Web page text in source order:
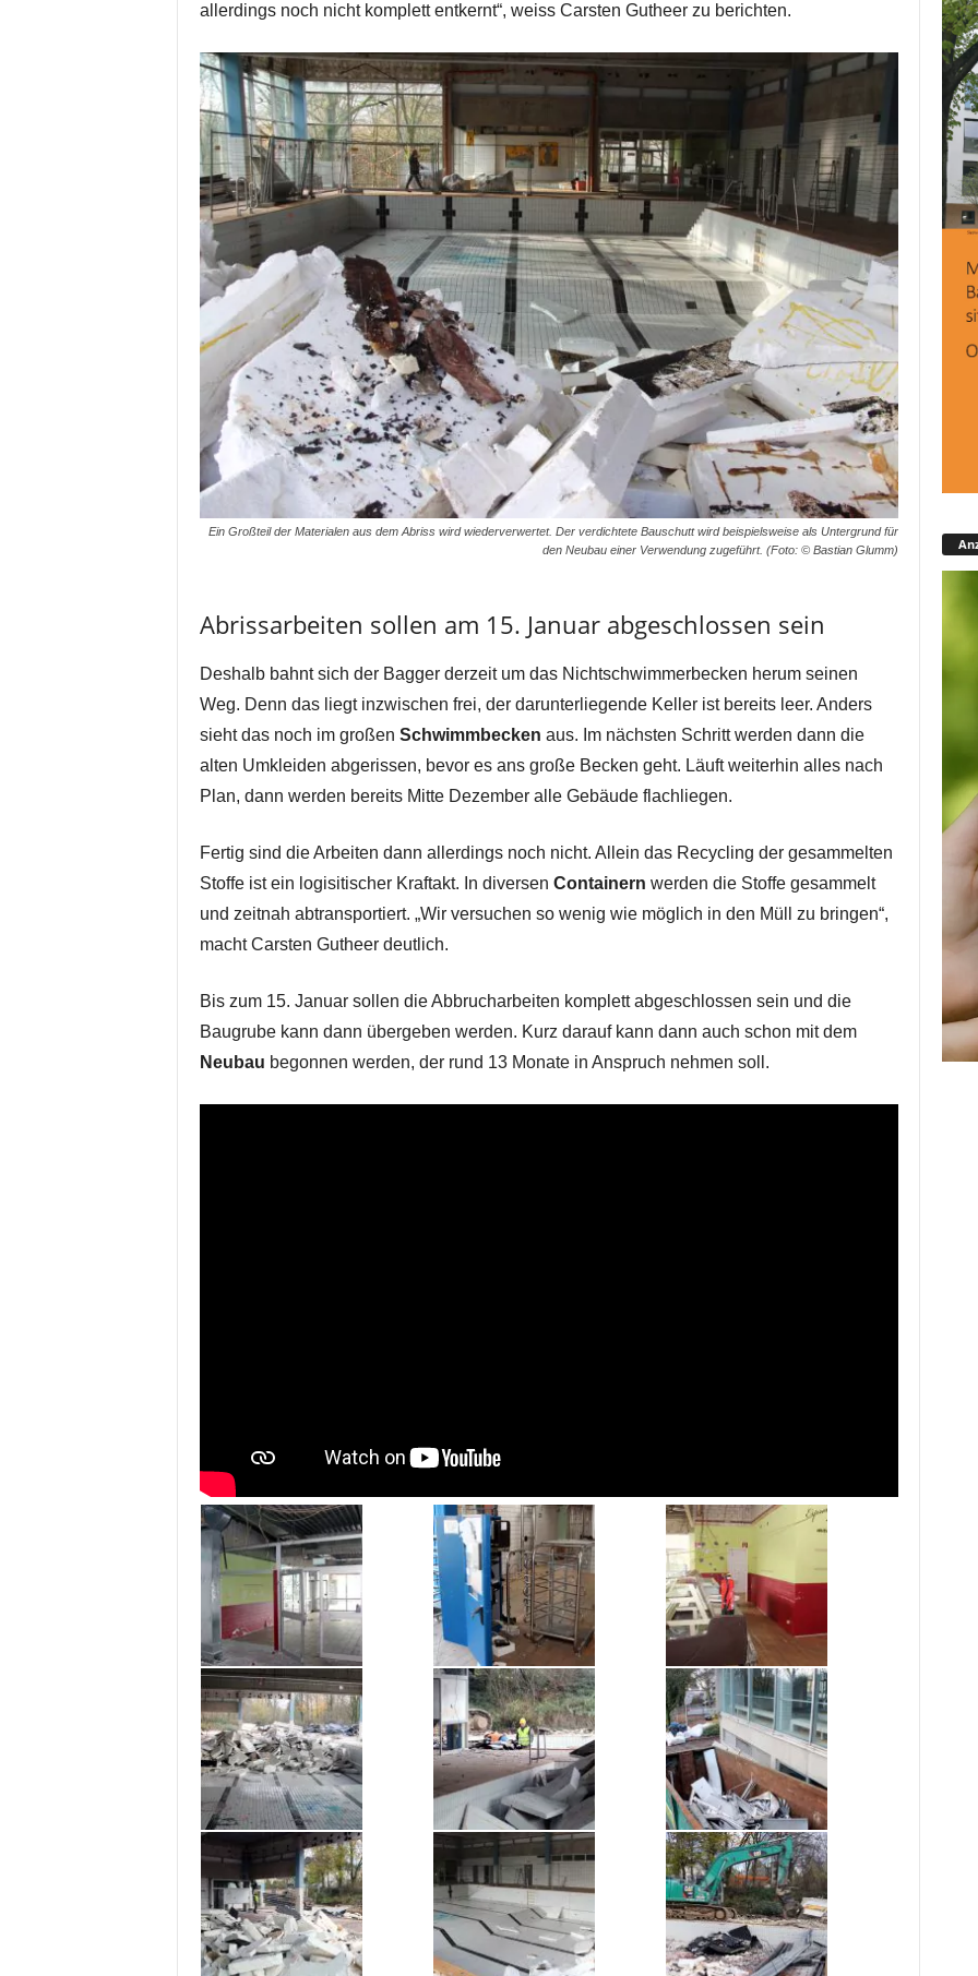
allerdings noch nicht komplett entkernt“, weiss Carsten Gutheer zu berichten.
Ein Großteil der Materialen aus dem Abriss wird wiederverwertet. Der verdichtete Bauschutt wird beispielsweise als Untergrund für
den Neubau einer Verwendung zugeführt. (Foto: © Bastian Glumm)
Abrissarbeiten sollen am 15. Januar abgeschlossen sein
Deshalb bahnt sich der Bagger derzeit um das Nichtschwimmerbecken herum seinen
Weg. Denn das liegt inzwischen frei, der darunterliegende Keller ist bereits leer. Anders
sieht das noch im großen Schwimmbecken aus. Im nächsten Schritt werden dann die
alten Umkleiden abgerissen, bevor es ans große Becken geht. Läuft weiterhin alles nach
Plan, dann werden bereits Mitte Dezember alle Gebäude flachliegen.
Fertig sind die Arbeiten dann allerdings noch nicht. Allein das Recycling der gesammelten
Stoffe ist ein logisitischer Kraftakt. In diversen Containern werden die Stoffe gesammelt
und zeitnah abtransportiert. „Wir versuchen so wenig wie möglich in den Müll zu bringen“,
macht Carsten Gutheer deutlich.
Bis zum 15. Januar sollen die Abbrucharbeiten komplett abgeschlossen sein und die
Baugrube kann dann übergeben werden. Kurz darauf kann dann auch schon mit dem
Neubau begonnen werden, der rund 13 Monate in Anspruch nehmen soll.